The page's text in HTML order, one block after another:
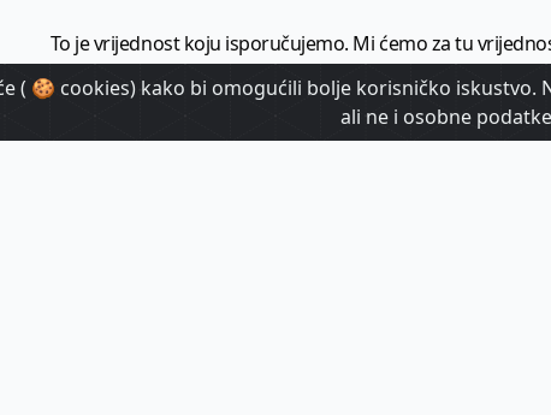
To je vrijednost koju isporučujemo. Mi ćemo za tu
minimalno1728
HrTurizam - vaš izvor informacija iz
( 🍪 cookies) kako bi omogućili bolje korisničko
ali ne i osobne podatke